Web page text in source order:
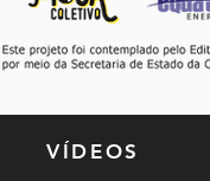
VÍDEOS